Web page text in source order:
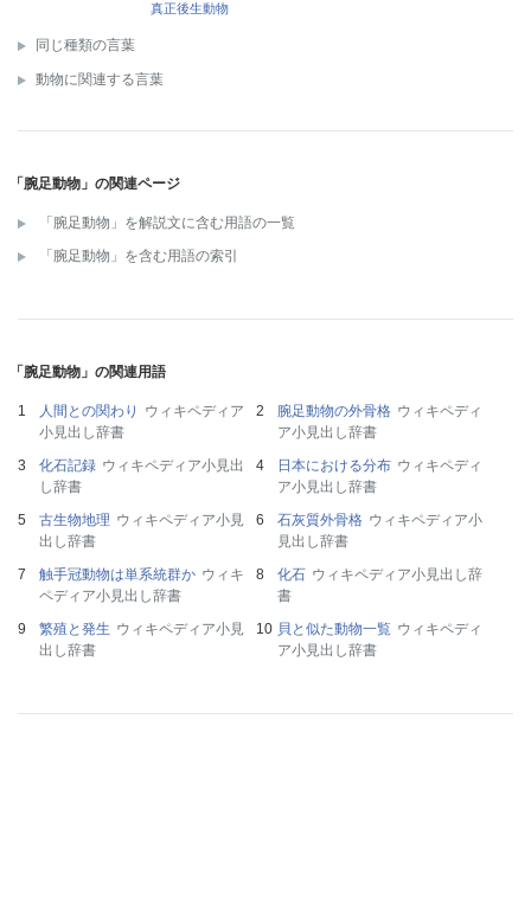
真正後生動物
同じ種類の言葉
動物に関連する言葉
「腕足動物」の関連ページ
「腕足動物」を解説文に含む用語の一覧
「腕足動物」を含む用語の索引
「腕足動物」の関連用語
人間との関わり
ウィキペディア
小見出し辞書
腕足動物の外骨格 ウィキペディ
ア小見出し辞書
化石記録 ウィキペディア小見出
し辞書
日本における分布 ウィキペディ
ア小見出し辞書
古生物地理 ウィキペディア小見
出し辞書
石灰質外骨格 ウィキペディア小
見出し辞書
触手冠動物は単系統群か ウィキ
ペディア小見出し辞書
化石 ウィキペディア小見出し辞
書
繁殖と発生 ウィキペディア小見
出し辞書
貝と似た動物一覧 ウィキペディ
ア小見出し辞書